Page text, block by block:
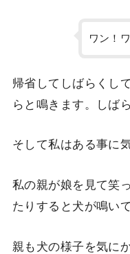
ワン！
帰省してしばらくし
らと鳴きます。しば
そして私はある事に
私の親が娘を見て笑
たりすると犬が鳴い
親も犬の様子を気に